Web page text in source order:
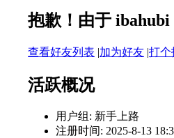
抱歉！由于
查看好友列表 |加为好友 |打个
活跃概况
用户组: 新手上路
注册时间: 2025-8-13